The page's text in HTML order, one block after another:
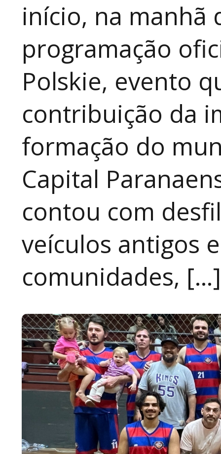
início, na manhã
programação
Polskie, evento
contribuição da
formação do
Capital
contou com
veículos antigos
comunidades, […]